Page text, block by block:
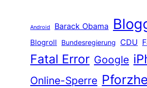
Android Barack Obama
Blogroll Bundesregierung CDU
Fatal Error Google
Online-Sperre